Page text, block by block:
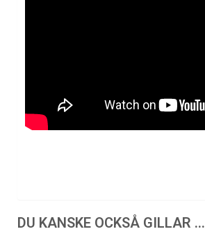
DU KANSKE OCKSÅ GILLAR …